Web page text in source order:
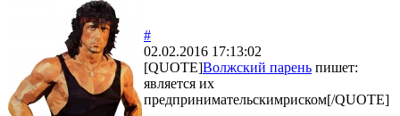
#
02.02.2016 17:13:02
[QUOTE]Волжский парень пишет:
является их
предпринимательскимриском[/QUOTE]